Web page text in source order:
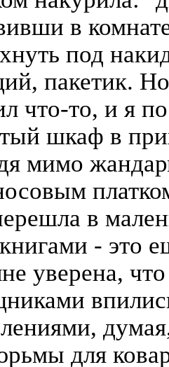
в
под
пакетик.
что-то, и я
шкаф в
мимо
в
- это
уверена,
для